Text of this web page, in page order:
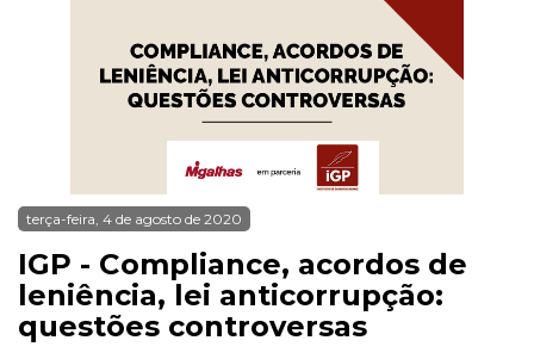
terça-feira, 4 de agosto de 2020
IGP - Compliance, acordos de
leniência, lei anticorrupção:
questões controversas